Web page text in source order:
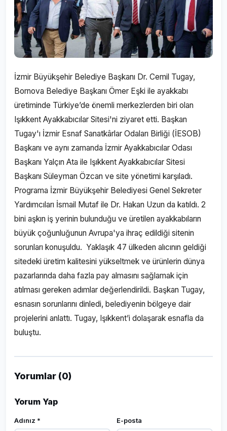
İzmir Büyükşehir Belediye Başkanı Dr. Cemil Tugay,
Bornova Belediye Başkanı Ömer Eşki ile ayakkabı
üretiminde Türkiye’de önemli merkezlerden biri olan
Işıkkent Ayakkabıcılar Sitesi'ni ziyaret etti. Başkan
Tugay'ı İzmir Esnaf Sanatkârlar Odaları Birliği (İESOB)
Başkanı ve aynı zamanda İzmir Ayakkabıcılar Odası
Başkanı Yalçın Ata ile Işıkkent Ayakkabıcılar Sitesi
Başkanı Süleyman Özcan ve site yönetimi karşıladı.
Programa İzmir Büyükşehir Belediyesi Genel Sekreter
Yardımcıları İsmail Mutaf ile Dr. Hakan Uzun da katıldı. 2
bini aşkın iş yerinin bulunduğu ve üretilen ayakkabıların
büyük çoğunluğunun Avrupa'ya ihraç edildiği sitenin
sorunları konuşuldu. Yaklaşık 47 ülkeden alıcının geldiği
sitedeki üretim kalitesini yükseltmek ve ürünlerin dünya
pazarlarında daha fazla pay almasını sağlamak için
atılması gereken adımlar değerlendirildi. Başkan Tugay,
esnasın sorunlarını dinledi, belediyenin bölgeye dair
projelerini anlattı. Tugay, Işıkkent’i dolaşarak esnafla da
buluştu.
Yorumlar (0)
Yorum Yap
Adınız * E-posta